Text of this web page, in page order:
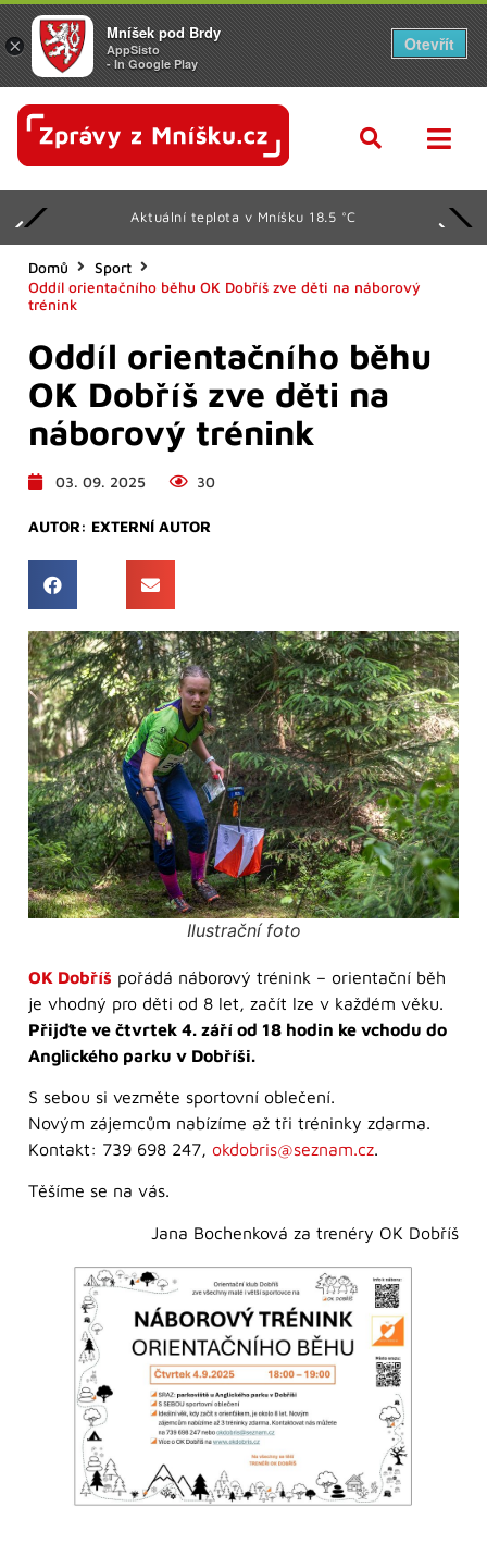
Aktuální teplota v Mníšku 18.5 °C
Domů
Sport
Oddíl orientačního běhu OK Dobříš zve děti na náborový
trénink
Oddíl orientačního běhu
OK Dobříš zve děti na
náborový trénink
03. 09. 2025 30
AUTOR: EXTERNÍ AUTOR
Ilustrační foto
OK Dobříš pořádá náborový trénink – orientační běh
je vhodný pro děti od 8 let, začít lze v každém věku.
Přijďte ve čtvrtek 4. září od 18 hodin ke vchodu do
Anglického parku v Dobříši.
S sebou si vezměte sportovní oblečení.
Novým zájemcům nabízíme až tři tréninky zdarma.
Kontakt: 739 698 247, okdobris@seznam.cz.
Těšíme se na vás.
Jana Bochenková za trenéry OK Dobříš
×
Mníšek pod Brdy
AppSisto
- In Google Play
Otevřít